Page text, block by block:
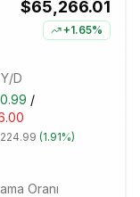
$65,266.01
+1.65%
D
/
(1.91%)
Oranı